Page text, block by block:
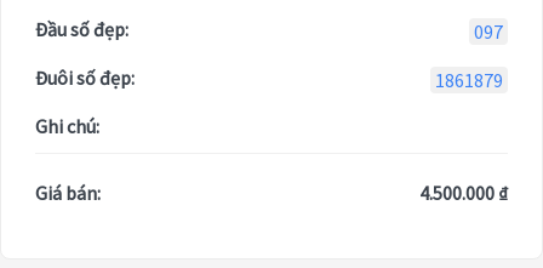
Đầu số đẹp:
097
Đuôi số đẹp:
1861879
Ghi chú:
Giá bán: 4.500.000 ₫